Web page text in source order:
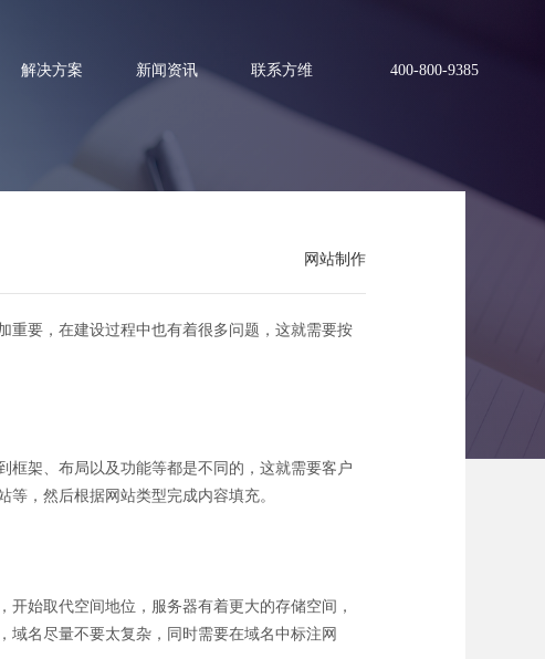
解决方案 新闻资讯 联系方维 400-800-9385
程说明
网站制作
重要，在建设过程中也有着很多问题，这就需要按
框架、布局以及功能等都是不同的，这就需要客户
，然后根据网站类型完成内容填充。
始取代空间地位，服务器有着更大的存储空间，
域名尽量不要太复杂，同时需要在域名中标注网